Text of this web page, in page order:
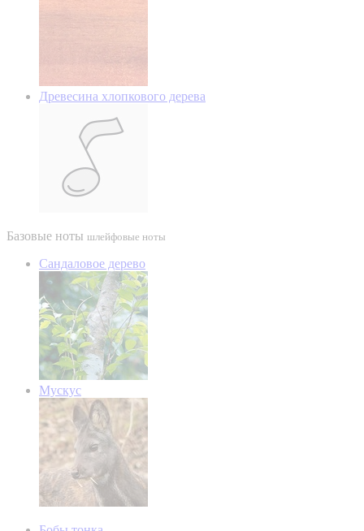
Древесина хлопкового дерева
Базовые ноты шлейфовые ноты
Сандаловое дерево
Мускус